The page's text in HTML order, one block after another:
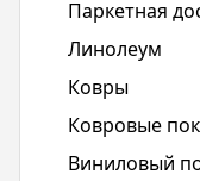
Паркетная
Линолеум
Ковры
Ковровые
Виниловый